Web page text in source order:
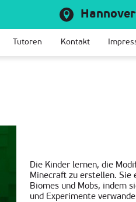
Hannover
Tutoren Kontakt
Die Kinder lernen, die
Minecraft zu erstellen. Sie
Biomes und Mobs, indem
und Experimente